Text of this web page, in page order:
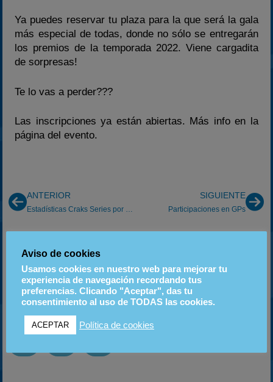
Ya puedes reservar tu plaza para la que será la gala
más especial de todas, donde no sólo se entregarán
los premios de la temporada 2022. Viene cargadita
de sorpresas!
Te lo vas a perder???
Las inscripciones ya están abiertas. Más info en la
página del evento.
ANTERIOR SIGUIENTE
Participaciones en GPs
Instagram
PRÓXIMOS EVENTOS
20 18
Aviso de cookies
Usamos cookies en nuestro web para mejorar tu
experiencia de navegación recordando tus
preferencias. Clicando "Aceptar", das tu
consentimiento al uso de TODAS las cookies.
ACEPTAR Política de cookies